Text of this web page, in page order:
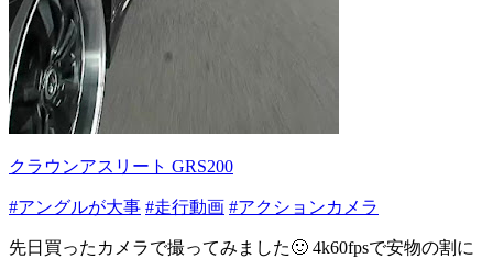
クラウンアスリート GRS200
#アングルが大事 #走行動画 #アクションカメラ
先日買ったカメラで撮ってみました🙂 4k60fpsで安物の割に